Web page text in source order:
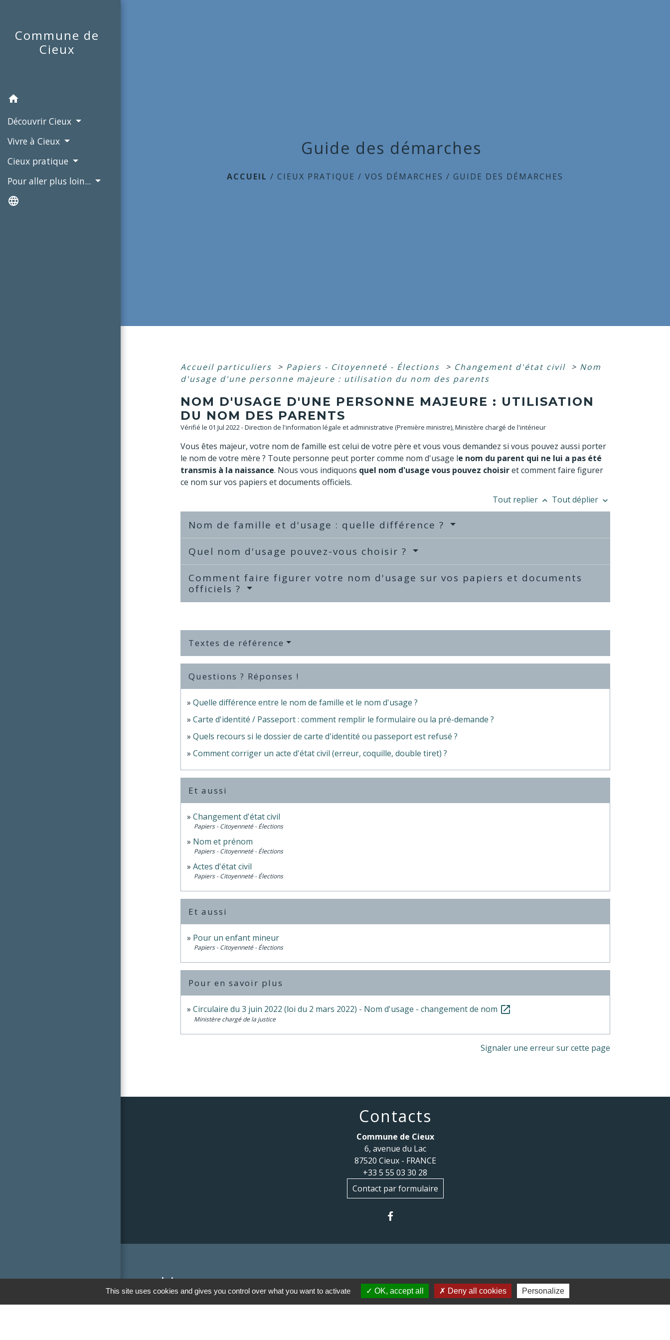
Commune de
Cieux
home
Découvrir Cieux
Vivre à Cieux
Cieux pratique
Pour aller plus loin...
language
Guide des démarches
ACCUEIL /CIEUX PRATIQUE /VOS DÉMARCHES /GUIDE DES DÉMARCHES
Accueil particuliers > Papiers - Citoyenneté - Élections > Changement d'état civil > Nom
d'usage d'une personne majeure : utilisation du nom des parents
NOM D'USAGE D'UNE PERSONNE MAJEURE : UTILISATION
DU NOM DES PARENTS
Vérifié le 01 Jul 2022 - Direction de l'information légale et administrative (Première ministre), Ministère chargé de l'intérieur
Vous êtes majeur, votre nom de famille est celui de votre père et vous vous demandez si vous pouvez aussi porter
le nom de votre mère ? Toute personne peut porter comme nom d'usage le nom du parent qui ne lui a pas été
transmis à la naissance. Nous vous indiquons quel nom d'usage vous pouvez choisiret comment faire figurer
ce nom sur vos papiers et documents officiels.
Tout replier keyboard_arrow_up Tout déplier keyboard_arrow_down
Nom de famille et d'usage : quelle différence ?
Quel nom d'usage pouvez-vous choisir ?
Comment faire figurer votre nom d'usage sur vos papiers et documents
officiels ?
Textes de référence
Questions ? Réponses !
Quelle différence entre le nom de famille et le nom d'usage ?
Carte d'identité / Passeport : comment remplir le formulaire ou la pré-demande ?
Quels recours si le dossier de carte d'identité ou passeport est refusé ?
Comment corriger un acte d'état civil (erreur, coquille, double tiret) ?
Et aussi
Changement d'état civil
Papiers - Citoyenneté - Élections
Nom et prénom
Papiers - Citoyenneté - Élections
Actes d'état civil
Papiers - Citoyenneté - Élections
Et aussi
Pour un enfant mineur
Papiers - Citoyenneté - Élections
Pour en savoir plus
Circulaire du 3 juin 2022 (loi du 2 mars 2022) - Nom d'usage - changement de nom open_in_new
Ministère chargé de la justice
Signaler une erreur sur cette page
Contacts
Commune de Cieux
6, avenue du Lac
87520 Cieux - FRANCE
+33 5 55 03 30 28
Contact par formulaire
Liens
Communauté de communes du Haut
This site uses cookies and gives you control over what you want to activate OK, accept all Deny all cookies Personalize